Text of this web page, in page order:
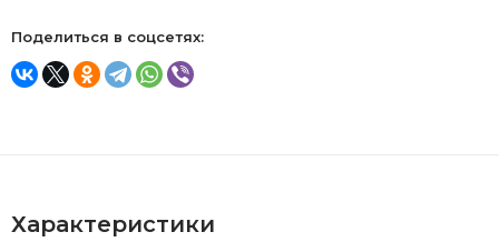
Поделиться в соцсетях:
Характеристики